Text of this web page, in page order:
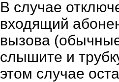
В случае
входящий
вызова
слышите и
этом случае